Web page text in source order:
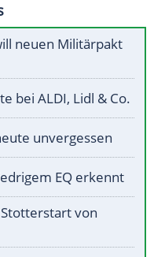
neuen Militärpakt
bei ALDI, Lidl & Co.
unvergessen
EQ erkennt
von